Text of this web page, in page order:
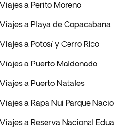
Viajes a Perito Moreno
Viajes a Playa de Copacabana
Viajes a Potosí y Cerro Rico
Viajes a Puerto Maldonado
Viajes a Puerto Natales
Viajes a Rapa Nui Parque
Viajes a Reserva Nacional